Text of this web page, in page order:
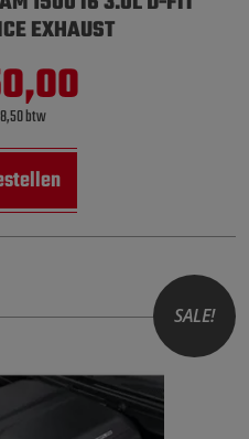
EXHAUST
btw
SALE!